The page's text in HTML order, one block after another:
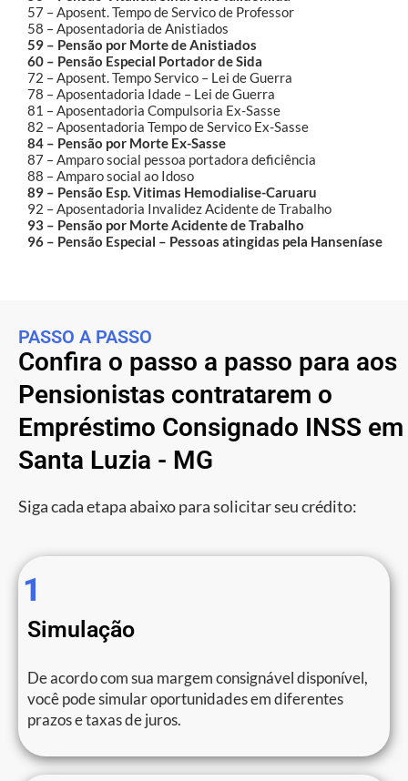
57 – Aposent. Tempo de Servico de Professor
58 – Aposentadoria de Anistiados
59 – Pensão por Morte de Anistiados
60 – Pensão Especial Portador de Sida
72 – Aposent. Tempo Servico – Lei de Guerra
78 – Aposentadoria Idade – Lei de Guerra
81 – Aposentadoria Compulsoria Ex-Sasse
82 – Aposentadoria Tempo de Servico Ex-Sasse
84 – Pensão por Morte Ex-Sasse
87 – Amparo social pessoa portadora deficiência
88 – Amparo social ao Idoso
89 – Pensão Esp. Vitimas Hemodialise-Caruaru
92 – Aposentadoria Invalidez Acidente de Trabalho
93 – Pensão por Morte Acidente de Trabalho
96 – Pensão Especial – Pessoas atingidas pela Hanseníase
PASSO A PASSO
Confira o passo a passo para aos
Pensionistas contratarem o
Empréstimo Consignado INSS em
Santa Luzia - MG
Siga cada etapa abaixo para solicitar seu crédito:
1
Simulação
De acordo com sua margem consignável disponível,
você pode simular oportunidades em diferentes
prazos e taxas de juros.